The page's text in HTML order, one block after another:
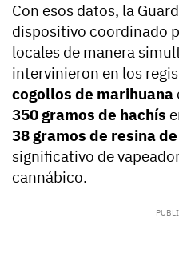
Con esos datos, la
dispositivo coordinado
locales de manera
intervinieron en los
cogollos de marihuana
350 gramos de hachís
38 gramos de resina
significativo de
cannábico.